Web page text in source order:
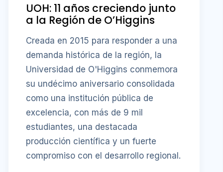
UOH: 11 años creciendo junto
a la Región de O’Higgins
Creada en 2015 para responder a una
demanda histórica de la región, la
Universidad de O'Higgins conmemora
su undécimo aniversario consolidada
como una institución pública de
excelencia, con más de 9 mil
estudiantes, una destacada
producción científica y un fuerte
compromiso con el desarrollo regional.